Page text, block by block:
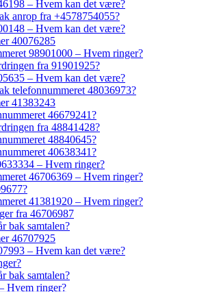
– Hvem kan det være?
anrop fra +4578754055?
– Hvem kan det være?
40076285
98901000 – Hvem ringer?
fra 91901925?
– Hvem kan det være?
telefonnummeret 48036973?
41383243
46679241?
fra 48841428?
48840645?
40638341?
– Hvem ringer?
46706369 – Hvem ringer?
41381920 – Hvem ringer?
fra 46706987
bak samtalen?
46707925
– Hvem kan det være?
bak samtalen?
Hvem ringer?